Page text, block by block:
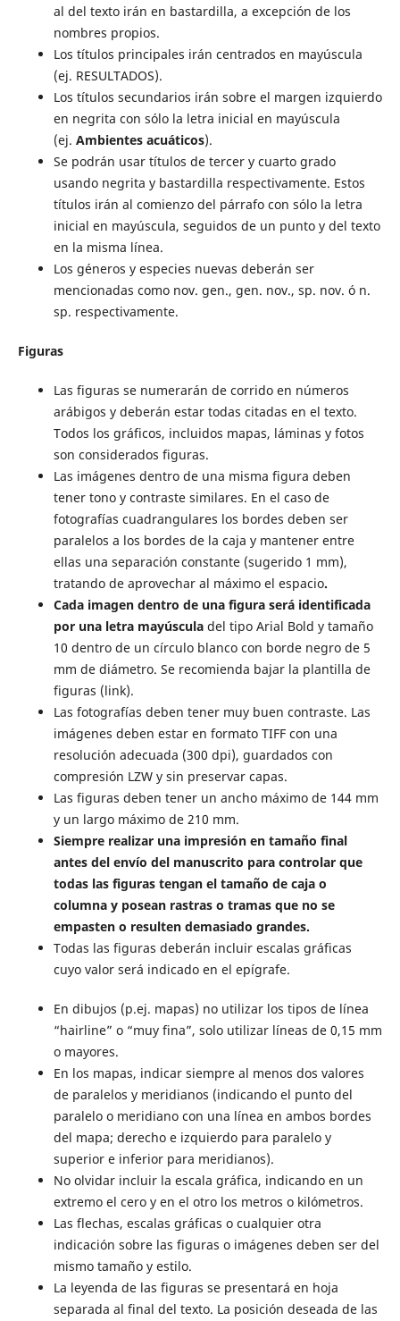
al del texto irán en bastardilla, a excepción de los
nombres propios.
Los títulos principales irán centrados en mayúscula
(ej. RESULTADOS).
Los títulos secundarios irán sobre el margen izquierdo
en negrita con sólo la letra inicial en mayúscula
(ej. Ambientes acuáticos).
Se podrán usar títulos de tercer y cuarto grado
usando negrita y bastardilla respectivamente. Estos
títulos irán al comienzo del párrafo con sólo la letra
inicial en mayúscula, seguidos de un punto y del texto
en la misma línea.
Los géneros y especies nuevas deberán ser
mencionadas como nov. gen., gen. nov., sp. nov. ó n.
sp. respectivamente.
Figuras
Las figuras se numerarán de corrido en números
arábigos y deberán estar todas citadas en el texto.
Todos los gráficos, incluidos mapas, láminas y fotos
son considerados figuras.
Las imágenes dentro de una misma figura deben
tener tono y contraste similares. En el caso de
fotografías cuadrangulares los bordes deben ser
paralelos a los bordes de la caja y mantener entre
ellas una separación constante (sugerido 1 mm),
tratando de aprovechar al máximo el espacio.
Cada imagen dentro de una figura será identificada
por una letra mayúsculadel tipo Arial Bold y tamaño
10 dentro de un círculo blanco con borde negro de 5
mm de diámetro. Se recomienda bajar la plantilla de
figuras (link).
Las fotografías deben tener muy buen contraste. Las
imágenes deben estar en formato TIFF con una
resolución adecuada (300 dpi), guardados con
compresión LZW y sin preservar capas.
Las figuras deben tener un ancho máximo de 144 mm
y un largo máximo de 210 mm.
Siempre realizar una impresión en tamaño final
antes del envío del manuscrito para controlar que
todas las figuras tengan el tamaño de caja o
columna y posean rastras o tramas que no se
empasten o resulten demasiado grandes.
Todas las figuras deberán incluir escalas gráficas
cuyo valor será indicado en el epígrafe.
En dibujos (p.ej. mapas) no utilizar los tipos de línea
“hairline” o “muy fina”, solo utilizar líneas de 0,15 mm
o mayores.
En los mapas, indicar siempre al menos dos valores
de paralelos y meridianos (indicando el punto del
paralelo o meridiano con una línea en ambos bordes
del mapa; derecho e izquierdo para paralelo y
superior e inferior para meridianos).
No olvidar incluir la escala gráfica, indicando en un
extremo el cero y en el otro los metros o kilómetros.
Las flechas, escalas gráficas o cualquier otra
indicación sobre las figuras o imágenes deben ser del
mismo tamaño y estilo.
La leyenda de las figuras se presentará en hoja
separada al final del texto. La posición deseada de las